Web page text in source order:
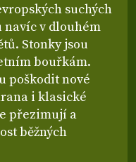
suchých
v dlouhém
Stonky jsou
bouřkám.
poškodit nové
i klasické
přezimují a
běžných